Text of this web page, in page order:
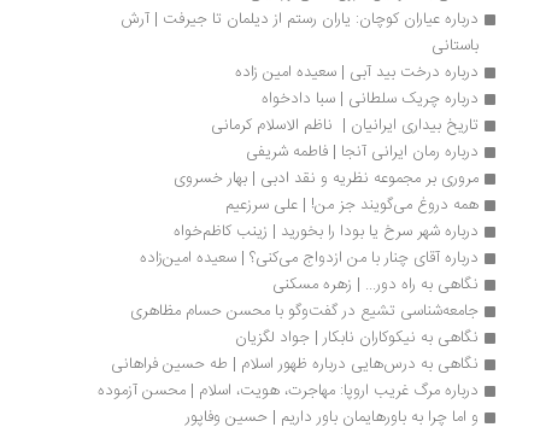
باستانی
درباره درخت بید آبی | سعیده امین زاده
درباره چریک سلطانی | سبا دادخواه
تاریخ بیداری ایرانیان |  ناظم الاسلام کرمانی
درباره رمان ایرانی آنجا | فاطمه شریفی
مروری بر مجموعه نظریه و نقد ادبی | بهار خسروی
همه دروغ می‌گویند جز من! | علی سرزعیم
درباره شهر سرخ یا بودا را بخورید | زینب کاظم‌خواه
درباره آقای چنار با من ازدواج می‌کنی؟ | سعیده امین‌زاده
نگاهی به راه دور... | زهره مسکنی
جامعه‌شناسی تشیع در گفت‌وگو با محسن حسام مظاهری
نگاهی به نیکوکاران نابکار | جواد لگزیان
نگاهی به درس‌هایی درباره ظهور اسلام | طه حسین فراهانی
درباره مرگ غریب اروپا: مهاجرت، هویت، اسلام | محسن آزموده
و اما چرا به باورهایمان باور داریم | حسین وفاپور